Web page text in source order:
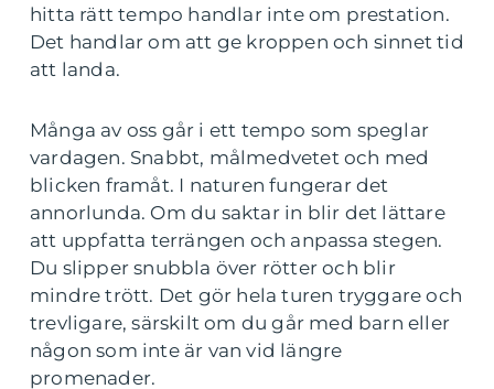
hitta rätt tempo handlar inte om prestation.
Det handlar om att ge kroppen och sinnet tid
att landa.
Många av oss går i ett tempo som speglar
vardagen. Snabbt, målmedvetet och med
blicken framåt. I naturen fungerar det
annorlunda. Om du saktar in blir det lättare
att uppfatta terrängen och anpassa stegen.
Du slipper snubbla över rötter och blir
mindre trött. Det gör hela turen tryggare och
trevligare, särskilt om du går med barn eller
någon som inte är van vid längre
promenader.